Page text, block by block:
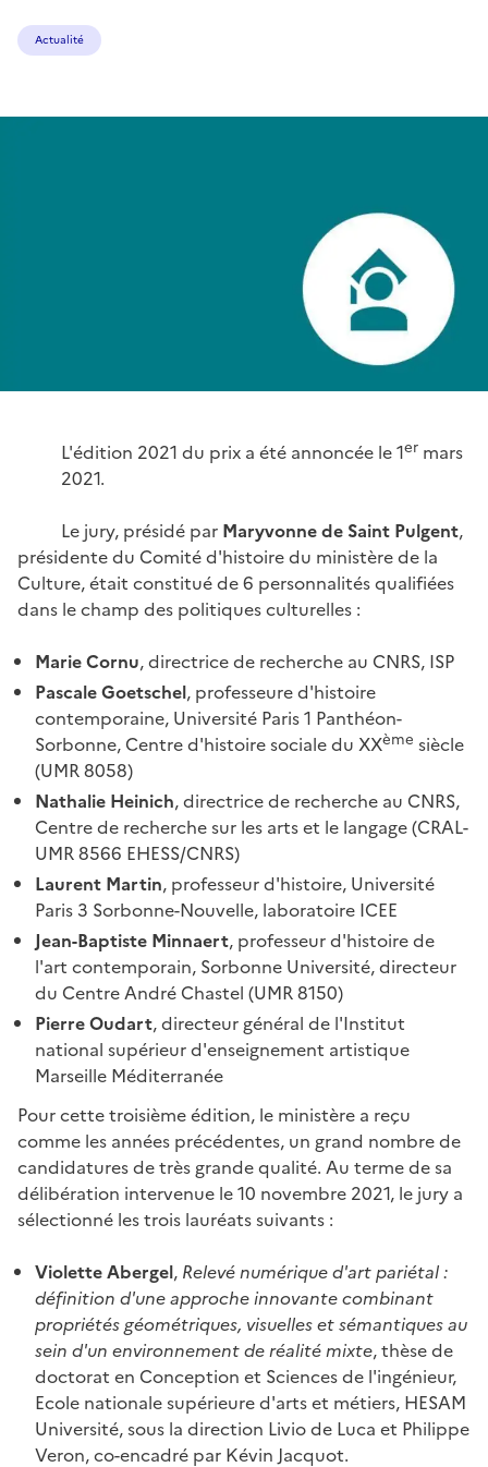
Actualité
L'édition 2021 du prix a été annoncée le 1er mars
2021.
Le jury, présidé par Maryvonne de Saint Pulgent,
présidente du Comité d'histoire du ministère de la
Culture, était constitué de 6 personnalités qualifiées
dans le champ des politiques culturelles :
Marie Cornu,directrice de recherche au CNRS, ISP
Pascale Goetschel, professeure d'histoire
contemporaine, Université Paris 1 Panthéon-
Sorbonne, Centre d'histoire sociale du XXème siècle
(UMR 8058)
Nathalie Heinich, directrice de recherche au CNRS,
Centre de recherche sur les arts et le langage (CRAL-
UMR 8566 EHESS/CNRS)
Laurent Martin, professeur d'histoire, Université
Paris 3 Sorbonne-Nouvelle, laboratoire ICEE
Jean-Baptiste Minnaert, professeur d'histoire de
l'art contemporain, Sorbonne Université, directeur
du Centre André Chastel (UMR 8150)
Pierre Oudart, directeur général de l'Institut
national supérieur d'enseignement artistique
Marseille Méditerranée
Pour cette troisième édition, le ministère a reçu
comme les années précédentes, un grand nombre de
candidatures de très grande qualité. Au terme de sa
délibération intervenue le 10 novembre 2021, le jury a
sélectionné les trois lauréats suivants :
Violette Abergel, Relevé numérique d'art pariétal :
définition d'une approche innovante combinant
propriétés géométriques, visuelles et sémantiques au
sein d'un environnement de réalité mixte, thèse de
doctorat en Conception et Sciences de l'ingénieur,
Ecole nationale supérieure d'arts et métiers, HESAM
Université, sous la direction Livio de Luca et Philippe
Veron, co-encadré par Kévin Jacquot.